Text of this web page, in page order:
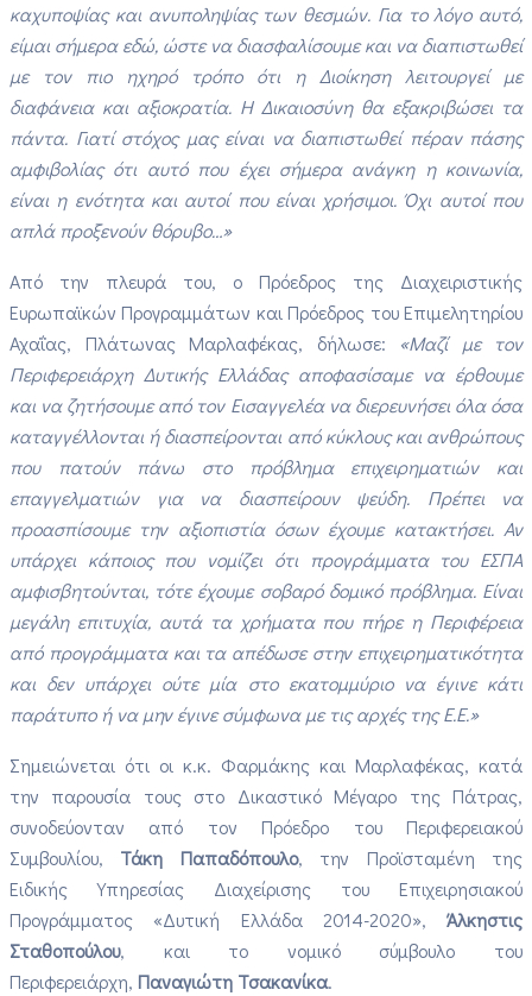
καχυποψίας και ανυποληψίας των θεσμών. Για το λόγο αυτό,
είμαι σήμερα εδώ, ώστε να διασφαλίσουμε και να διαπιστωθεί
με τον πιο ηχηρό τρόπο ότι η Διοίκηση λειτουργεί με
διαφάνεια και αξιοκρατία. Η Δικαιοσύνη θα εξακριβώσει τα
πάντα. Γιατί στόχος μας είναι να διαπιστωθεί πέραν πάσης
αμφιβολίας ότι αυτό που έχει σήμερα ανάγκη η κοινωνία,
είναι η ενότητα και αυτοί που είναι χρήσιμοι. Όχι αυτοί που
απλά προξενούν θόρυβο…»
Από την πλευρά του, ο Πρόεδρος της Διαχειριστικής
Ευρωπαϊκών Προγραμμάτων και Πρόεδρος του Επιμελητηρίου
Αχαΐας, Πλάτωνας Μαρλαφέκας, δήλωσε: «Μαζί με τον
Περιφερειάρχη Δυτικής Ελλάδας αποφασίσαμε να έρθουμε
και να ζητήσουμε από τον Εισαγγελέα να διερευνήσει όλα όσα
καταγγέλλονται ή διασπείρονται από κύκλους και ανθρώπους
που πατούν πάνω στο πρόβλημα επιχειρηματιών και
επαγγελματιών για να διασπείρουν ψεύδη. Πρέπει να
προασπίσουμε την αξιοπιστία όσων έχουμε κατακτήσει. Αν
υπάρχει κάποιος που νομίζει ότι προγράμματα του ΕΣΠΑ
αμφισβητούνται, τότε έχουμε σοβαρό δομικό πρόβλημα. Είναι
μεγάλη επιτυχία, αυτά τα χρήματα που πήρε η Περιφέρεια
από προγράμματα και τα απέδωσε στην επιχειρηματικότητα
και δεν υπάρχει ούτε μία στο εκατομμύριο να έγινε κάτι
παράτυπο ή να μην έγινε σύμφωνα με τις αρχές της Ε.Ε.»
Σημειώνεται ότι οι κ.κ. Φαρμάκης και Μαρλαφέκας, κατά
την παρουσία τους στο Δικαστικό Μέγαρο της Πάτρας,
συνοδεύονταν από τον Πρόεδρο του Περιφερειακού
Συμβουλίου, Τάκη Παπαδόπουλο, την Προϊσταμένη της
Ειδικής Υπηρεσίας Διαχείρισης του Επιχειρησιακού
Προγράμματος «Δυτική Ελλάδα 2014-2020», Άλκηστις
Σταθοπούλου, και το νομικό σύμβουλο του
Περιφερειάρχη, Παναγιώτη Τσακανίκα.